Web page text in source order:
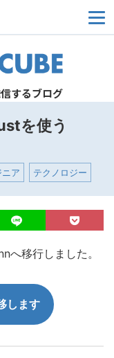
メ
するブログ
を使う
ア テクノロジー
移行しました。
します